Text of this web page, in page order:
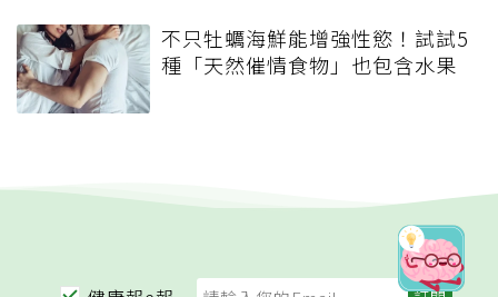
不只牡蠣海鮮能增強性慾！試試5
種「天然催情食物」也包含水果